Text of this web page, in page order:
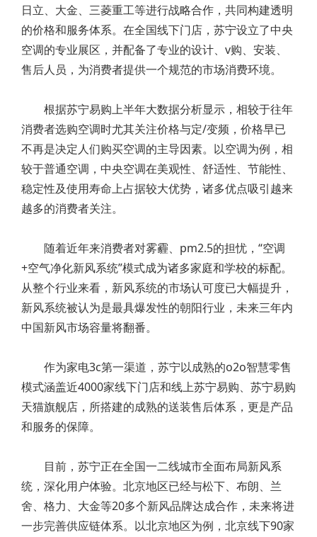
日立、大金、三菱重工等进行战略合作，共同构建透明
的价格和服务体系。在全国线下门店，苏宁设立了中央
空调的专业展区，并配备了专业的设计、v购、安装、
售后人员，为消费者提供一个规范的市场消费环境。
根据苏宁易购上半年大数据分析显示，相较于往年
消费者选购空调时尤其关注价格与定/变频，价格早已
不再是决定人们购买空调的主导因素。以空调为例，相
较于普通空调，中央空调在美观性、舒适性、节能性、
稳定性及使用寿命上占据较大优势，诸多优点吸引越来
越多的消费者关注。
随着近年来消费者对雾霾、pm2.5的担忧，“空调
+空气净化新风系统”模式成为诸多家庭和学校的标配。
从整个行业来看，新风系统的市场认可度已大幅提升，
新风系统被认为是最具爆发性的朝阳行业，未来三年内
中国新风市场容量将翻番。
作为家电3c第一渠道，苏宁以成熟的o2o智慧零售
模式涵盖近4000家线下门店和线上苏宁易购、苏宁易购
天猫旗舰店，所搭建的成熟的送装售后体系，更是产品
和服务的保障。
目前，苏宁正在全国一二线城市全面布局新风系
统，深化用户体验。北京地区已经与松下、布朗、兰
舍、格力、大金等20多个新风品牌达成合作，未来将进
一步完善供应链体系。以北京地区为例，北京线下90家